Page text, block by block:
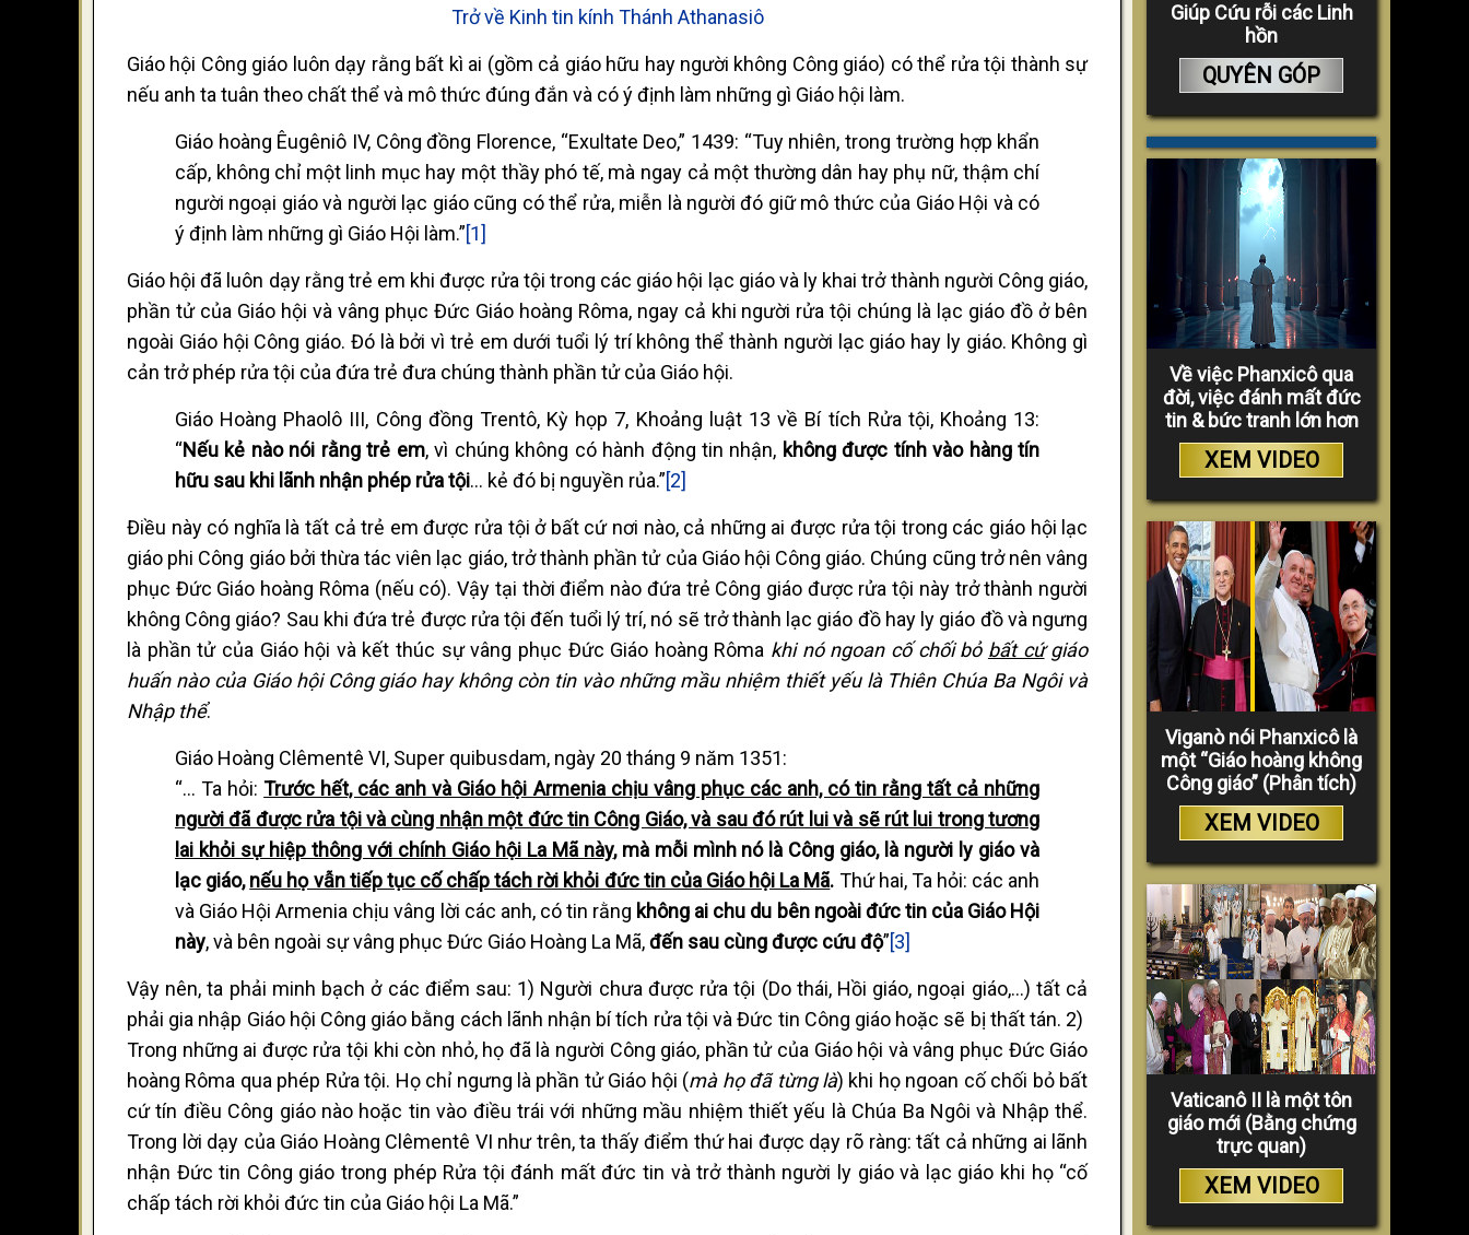
Trở về Kinh tin kính Thánh Athanasiô
Giáo hội Công giáo luôn dạy rằng bất kì ai (gồm cả giáo hữu hay người không Công giáo) có thể rửa tội thành sự
nếu anh ta tuân theo chất thể và mô thức đúng đắn và có ý định làm những gì Giáo hội làm.
Giáo hoàng Êugêniô IV, Công đồng Florence, “Exultate Deo,” 1439: “Tuy nhiên, trong trường hợp khẩn
cấp, không chỉ một linh mục hay một thầy phó tế, mà ngay cả một thường dân hay phụ nữ, thậm chí
người ngoại giáo và người lạc giáo cũng có thể rửa, miễn là người đó giữ mô thức của Giáo Hội và có
ý định làm những gì Giáo Hội làm.”[1]
Giáo hội đã luôn dạy rằng trẻ em khi được rửa tội trong các giáo hội lạc giáo và ly khai trở thành người Công giáo,
phần tử của Giáo hội và vâng phục Đức Giáo hoàng Rôma, ngay cả khi người rửa tội chúng là lạc giáo đồ ở bên
ngoài Giáo hội Công giáo. Đó là bởi vì trẻ em dưới tuổi lý trí không thể thành người lạc giáo hay ly giáo. Không gì
cản trở phép rửa tội của đứa trẻ đưa chúng thành phần tử của Giáo hội.
Giáo Hoàng Phaolô III, Công đồng Trentô, Kỳ họp 7, Khoảng luật 13 về Bí tích Rửa tội, Khoảng 13:
“Nếu kẻ nào nói rằng trẻ em, vì chúng không có hành động tin nhận, không được tính vào hàng tín
hữu sau khi lãnh nhận phép rửa tội… kẻ đó bị nguyền rủa.”[2]
Điều này có nghĩa là tất cả trẻ em được rửa tội ở bất cứ nơi nào, cả những ai được rửa tội trong các giáo hội lạc
giáo phi Công giáo bởi thừa tác viên lạc giáo, trở thành phần tử của Giáo hội Công giáo. Chúng cũng trở nên vâng
phục Đức Giáo hoàng Rôma (nếu có). Vậy tại thời điểm nào đứa trẻ Công giáo được rửa tội này trở thành người
không Công giáo? Sau khi đứa trẻ được rửa tội đến tuổi lý trí, nó sẽ trở thành lạc giáo đồ hay ly giáo đồ và ngưng
là phần tử của Giáo hội và kết thúc sự vâng phục Đức Giáo hoàng Rôma khi nó ngoan cố chối bỏ bất cứgiáo
huấn nào của Giáo hội Công giáo hay không còn tin vào những mầu nhiệm thiết yếu là Thiên Chúa Ba Ngôi và
Nhập thể.
Giáo Hoàng Clêmentê VI, Super quibusdam, ngày 20 tháng 9 năm 1351:
“… Ta hỏi:Trước hết, các anh và Giáo hội Armenia chịu vâng phục các anh, có tin rằng tất cả những
người đã được rửa tội và cùng nhận một đức tin Công Giáo, và sau đó rút lui và sẽ rút lui trong tương
lai khỏi sự hiệp thông với chính Giáo hội La Mã này, mà mỗi mình nó là Công giáo, là người ly giáo và
lạc giáo,nếu họ vẫn tiếp tục cố chấp tách rời khỏi đức tin của Giáo hội La Mã. Thứ hai, Ta hỏi: các anh
và Giáo Hội Armenia chịu vâng lời các anh, có tin rằng không ai chu du bên ngoài đức tin của Giáo Hội
này, và bên ngoài sự vâng phục Đức Giáo Hoàng La Mã,đến sau cùng được cứu độ”[3]
Vậy nên, ta phải minh bạch ở các điểm sau: 1) Người chưa được rửa tội (Do thái, Hồi giáo, ngoại giáo,…) tất cả
phải gia nhập Giáo hội Công giáo bằng cách lãnh nhận bí tích rửa tội và Đức tin Công giáo hoặc sẽ bị thất tán. 2)
Trong những ai được rửa tội khi còn nhỏ, họ đã là người Công giáo, phần tử của Giáo hội và vâng phục Đức Giáo
hoàng Rôma qua phép Rửa tội. Họ chỉ ngưng là phần tử Giáo hội (mà họ đã từng là) khi họ ngoan cố chối bỏ bất
cứ tín điều Công giáo nào hoặc tin vào điều trái với những mầu nhiệm thiết yếu là Chúa Ba Ngôi và Nhập thể.
Trong lời dạy của Giáo Hoàng Clêmentê VI như trên, ta thấy điểm thứ hai được dạy rõ ràng: tất cả những ai lãnh
nhận Đức tin Công giáo trong phép Rửa tội đánh mất đức tin và trở thành người ly giáo và lạc giáo khi họ “cố
chấp tách rời khỏi đức tin của Giáo hội La Mã.”
Giúp Cứu rỗi các Linh
hồn
QUYÊN GÓP
Về việc Phanxicô qua
đời, việc đánh mất đức
tin & bức tranh lớn hơn
XEM VIDEO
Viganò nói Phanxicô là
một “Giáo hoàng không
Công giáo” (Phân tích)
XEM VIDEO
Vaticanô II là một tôn
giáo mới (Bằng chứng
trực quan)
XEM VIDEO